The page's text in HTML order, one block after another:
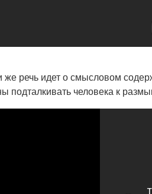
речь идет о смысловом
подталкивать человека к